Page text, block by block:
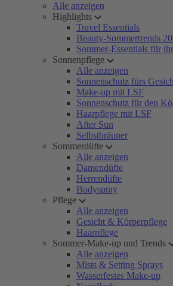
Alle anzeigen
Highlights
Travel Essentials
Beauty-Sommertrends
Sommer-Essentials für
Sonnenpflege
Alle anzeigen
Sonnenschutz fürs
Make-up mit LSF
Sonnenschutz für den
Haarpflege mit LSF
After Sun
Selbstbräuner
Sommerdüfte
Alle anzeigen
Damendüfte
Herrendüfte
Bodyspray
Pflege
Alle anzeigen
Gesicht & Körperpflege
Haarpflege
Sommer-Make-up und Trends
Alle anzeigen
Mists & Setting Sprays
Wasserfestes Make-up